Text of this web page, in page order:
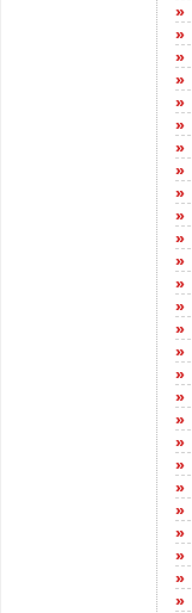
»
»
»
»
»
»
»
»
»
»
»
»
»
»
»
»
»
»
»
»
»
»
»
»
»
»
»